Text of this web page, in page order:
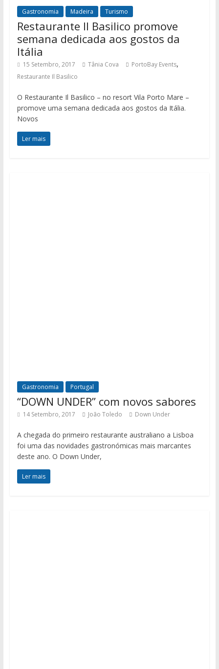
Gastronomia Madeira Turismo
Restaurante Il Basilico promove
semana dedicada aos gostos da
Itália
15 Setembro, 2017 Tânia Cova PortoBay Events,
Restaurante Il Basilico
O Restaurante Il Basilico – no resort Vila Porto Mare –
promove uma semana dedicada aos gostos da Itália.
Novos
Ler mais
Gastronomia Portugal
“DOWN UNDER” com novos sabores
14 Setembro, 2017 João Toledo Down Under
A chegada do primeiro restaurante australiano a Lisboa
foi uma das novidades gastronómicas mais marcantes
deste ano. O Down Under,
Ler mais